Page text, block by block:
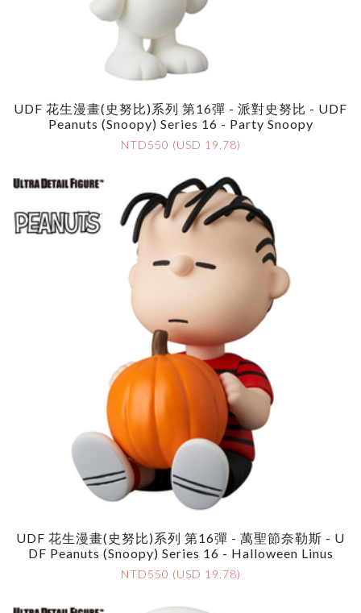
UDF 花生漫畫(史努比)系列 第16彈 - 派對史努比 - UDF
Peanuts (Snoopy) Series 16 - Party Snoopy
NTD550 (USD 19.78)
UDF 花生漫畫(史努比)系列 第16彈 - 萬聖節奈勒斯 - U
DF Peanuts (Snoopy) Series 16 - Halloween Linus
NTD550 (USD 19.78)